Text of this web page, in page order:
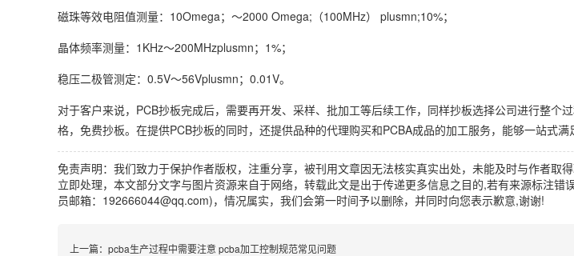
磁珠等效电阻值测量：10Omega；～2000 Omega;（100MHz） plusmn;10%；
晶体频率测量：1KHz～200MHzplusmn；1%；
稳压二极管测定：0.5V～56Vplusmn；0.01V。
对于客户来说，PCB抄板完成后，需要再开发、采样、批加工等后续工作，同样抄板选择公司进行整个
格，免费抄板。在提供PCB抄板的同时，还提供品种的代理购买和PCBA成品的加工服务，能够一站式满
免责声明：我们致力于保护作者版权，注重分享，被刊用文章因无法核实真实出处，未能及时与作者取
立即处理，本文部分文字与图片资源来自于网络，转载此文是出于传递更多信息之目的,若有来源标注错
员邮箱：192666044@qq.com)，情况属实，我们会第一时间予以删除，并同时向您表示歉意,谢谢!
上一篇： pcba生产过程中需要注意 pcba加工控制规范常见问题